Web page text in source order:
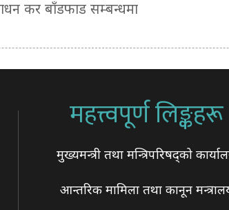
कर बाँडफाड सम्बन्धमा
महत्त्वपूर्ण लिङ्कहरू
मुख्यमन्त्री तथा मन्त्रिपरिषद्को
आन्तरिक मामिला तथा कानून